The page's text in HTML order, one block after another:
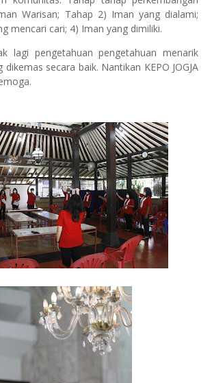
Warisan; Tahap 2) Iman yang dialami;
mencari cari; 4) Iman yang dimiliki.
lagi pengetahuan pengetahuan menarik
secara baik. Nantikan KEPO JOGJA